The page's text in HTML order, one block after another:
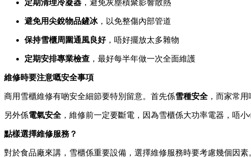
定期清理冷凝器 ，避免灰塵積聚影響散熱
避免用尖銳物品鏟冰，以免整傷內部管道
保持雪櫃周圍通風良好，唔好擺放太多雜物
定期安排專業檢查 ，最好每半年做一次全面維護
維修時要注意嘅安全事項
商用雪櫃維修有啲安全細節要特別留意。首先係雪種安全 ，而家常
另外係電氣安全 ，維修前一定要斷電，因為雪櫃係大功率電器，唔
點樣選擇維修服務？
對於食品廠來講，雪櫃係重要設備，選擇維修服務時要考慮幾個因